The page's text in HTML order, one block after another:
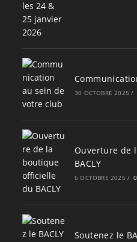
30 OCTOBRE 2025 /
Ouverture de
BACLY
6 OCTOBRE 2025 /
Soutenez le